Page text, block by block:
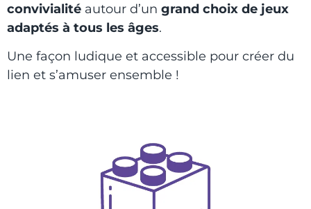
convivialité autour d’un grand choix de jeux
adaptés à tous les âges.
Une façon ludique et accessible pour créer du
lien et s’amuser ensemble !